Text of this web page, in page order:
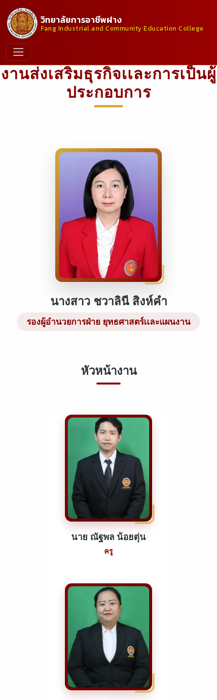
วิทยาลัยการอาชีพฝาง
Fang Industrial and Community Education College
งานส่งเสริมธุรกิจเเละการเป็นผู้
ประกอบการ
นางสาว ชวาลินี สิงห์คำ
รองผู้อำนวยการฝ่าย ยุทธศาสตร์เเละแผนงาน
หัวหน้างาน
นาย ณัฐพล น้อยตุ่น
ครู